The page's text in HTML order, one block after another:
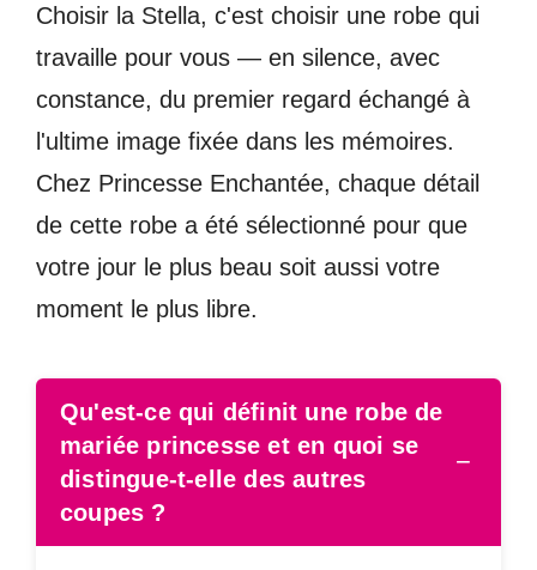
Choisir la Stella, c'est choisir une robe qui
travaille pour vous — en silence, avec
constance, du premier regard échangé à
l'ultime image fixée dans les mémoires.
Chez Princesse Enchantée, chaque détail
de cette robe a été sélectionné pour que
votre jour le plus beau soit aussi votre
moment le plus libre.
Qu'est-ce qui définit une robe de
mariée princesse et en quoi se
distingue-t-elle des autres
coupes ?
−